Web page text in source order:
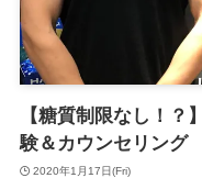
【糖質制限なし！
験＆カウンセリング
2020年1月17日(Fri)